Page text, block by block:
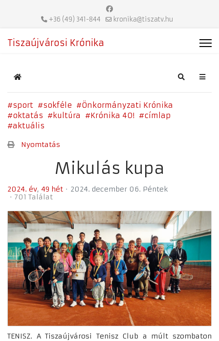
+36 (49) 341-844 kronika@tiszatv.hu
Tiszaújvárosi Krónika
Home Search
sport sokféle
Önkormányzati Krónika
oktatás
kultúra Krónika 40!
címlap
aktuális
Nyomtatás
Mikulás kupa
2024. év 49 hét
2024. december 06. Péntek
701 Találat
TENISZ. A Tiszaújvárosi Tenisz Club a múlt szombaton